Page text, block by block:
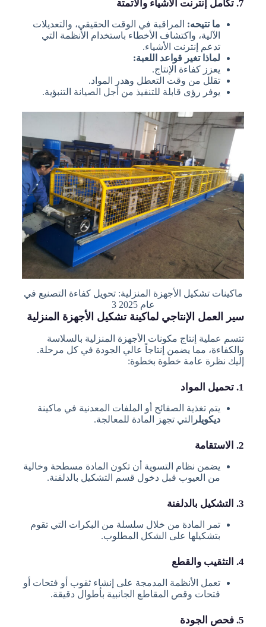
7. تكامل إنترنت الأشياء والأتمتة
ما تتيحه: المراقبة في الوقت الحقيقي، والتعديلات
الآلية، واكتشاف الأخطاء باستخدام الأنظمة التي
تدعم إنترنت الأشياء.
لماذا تغير قواعد اللعبة:
يعزز كفاءة الإنتاج.
تقلل من وقت التعطل وهدر المواد.
يوفر رؤى قابلة للتنفيذ من أجل الصيانة التنبؤية.
ماكينات تشكيل الأجهزة المنزلية: تحويل كفاءة التصنيع في
عام 2025 3
سير العمل الإنتاجي لماكينة تشكيل الأجهزة المنزلية
تتسم عملية إنتاج مكونات الأجهزة المنزلية بالسلاسة
والكفاءة، مما يضمن إنتاجاً عالي الجودة في كل مرحلة.
إليك نظرة عامة خطوة بخطوة:
1. تحميل المواد
يتم تغذية الصفائح أو الملفات المعدنية في ماكينة
ديكويلر التي تجهز المادة للمعالجة.
2. الاستقامة
يضمن نظام التسوية أن تكون المادة مسطحة وخالية
من العيوب قبل دخول قسم التشكيل بالدلفنة.
3. التشكيل بالدلفنة
تمر المادة من خلال سلسلة من البكرات التي تقوم
بتشكيلها على الشكل المطلوب.
4. التثقيب والقطع
تعمل الأنظمة المدمجة على إنشاء ثقوب أو فتحات أو
فتحات وقص المقاطع الجانبية بأطوال دقيقة.
5. فحص الجودة